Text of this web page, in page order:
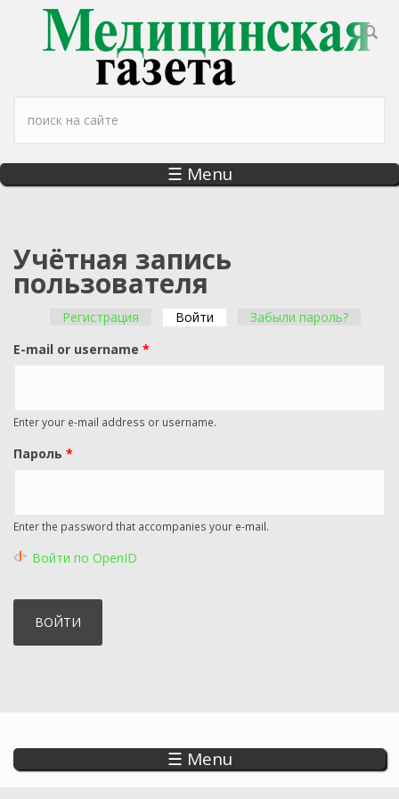
Перейти к основному содержанию
Форма поиска
☰ Menu
Учётная запись
пользователя
Главные вкладки
Регистрация Войти (активная вкладка)
Забыли пароль?
E-mail or username *
Enter your e-mail address or username.
Пароль *
Enter the password that accompanies your e-mail.
Войти по OpenID
☰ Menu